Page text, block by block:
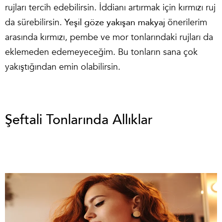
rujları tercih edebilirsin. İddianı artırmak için kırmızı ruj
da sürebilirsin. Yeşil göze yakışan makyaj önerilerim
arasında kırmızı, pembe ve mor tonlarındaki rujları da
eklemeden edemeyeceğim. Bu tonların sana çok
yakıştığından emin olabilirsin.
Şeftali Tonlarında Allıklar